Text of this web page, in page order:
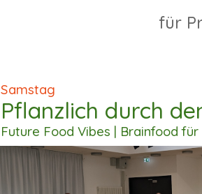
für
Samstag
Pflanzlich durch
Future Food Vibes | Brainfood